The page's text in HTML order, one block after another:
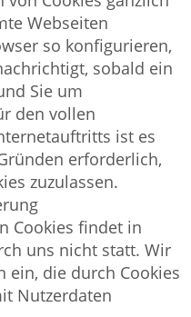
Webseiten
so konfigurieren,
sobald ein
Sie um
den vollen
ist es
erforderlich,
zuzulassen.
Cookies findet in
uns nicht statt. Wir
ein, die durch Cookies
Nutzerdaten